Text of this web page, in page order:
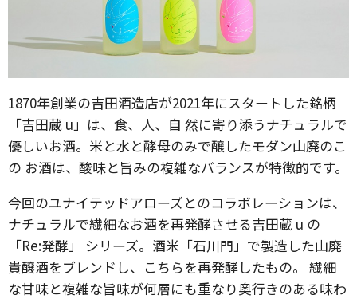
1870年創業の吉田酒造店が2021年にスタートした銘柄
「吉田蔵 u」は、食、人、自 然に寄り添うナチュラルで
優しいお酒。米と水と酵母のみで醸したモダン山廃のこ
の お酒は、酸味と旨みの複雑なバランスが特徴的です。
今回のユナイテッドアローズとのコラボレーションは、
ナチュラルで繊細なお酒を再発酵させる吉田蔵 u の
「Re:発酵」 シリーズ。酒米「石川門」で製造した山廃
貴醸酒をブレンドし、こちらを再発酵したもの。 繊細
な甘味と複雑な旨味が何層にも重なり奥行きのある味わ